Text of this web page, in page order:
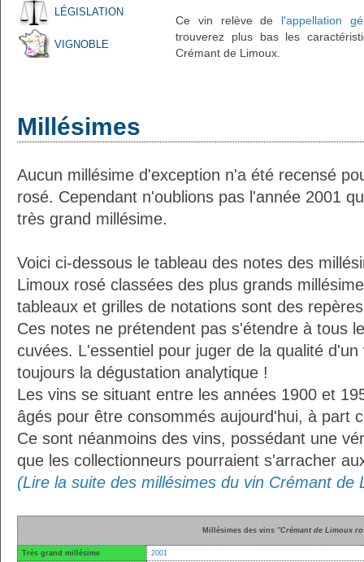
LÉGISLATION
VIGNOBLE
Ce vin relève de l'appellation
trouverez plus bas les
Crémant de Limoux.
Millésimes
Aucun millésime d'exception n'a été recensé
rosé. Cependant n'oublions pas l'année 2001
très grand millésime.
Voici ci-dessous le tableau des notes des
Limoux rosé classées des plus grands
tableaux et grilles de notations sont des
Ces notes ne prétendent pas s'étendre à tous
cuvées. L'essentiel pour juger de la qualité
toujours la dégustation analytique !
Les vins se situant entre les années 1900 et
âgés pour être consommés aujourd'hui, à part
Ce sont néanmoins des vins, possédant une
que les collectionneurs pourraient s'arracher
(Lire la suite des millésimes du vin Crémant de
Millésimes des vins "Crémant de Limoux
Très grand millésime
2001